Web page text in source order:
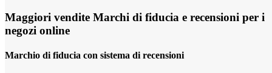
Maggiori vendite Marchi di fiducia e recensioni per i
negozi online
Marchio di fiducia con sistema di recensioni